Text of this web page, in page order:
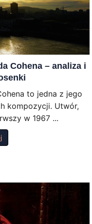
Cohena – analiza i
to jedna z jego
kompozycji. Utwór,
w 1967 ...